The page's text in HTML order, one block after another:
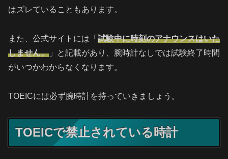
はズレていることもあります。
また、公式サイトには「 試験中に時刻のアナウンスはいた
しません。 」と記載があり、腕時計なしでは試験終了時間
がいつかわからなくなります。
TOEICには必ず腕時計を持っていきましょう。
TOEICで禁止されている時計